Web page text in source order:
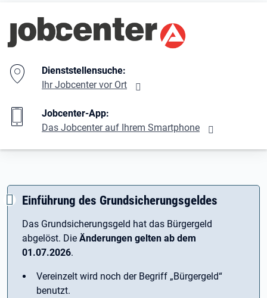
Branding-Bereich Beschreibung
Dienststellensuche:
Ihr Jobcenter vor Ort
Jobcenter-App:
Das Jobcenter auf Ihrem Smartphone
Einführung des Grundsicherungsgeldes
Das Grundsicherungsgeld hat das Bürgergeld
abgelöst. Die Änderungen gelten ab dem
01.07.2026.
Vereinzelt wird noch der Begriff ­„Bürgergeld“
benutzt.